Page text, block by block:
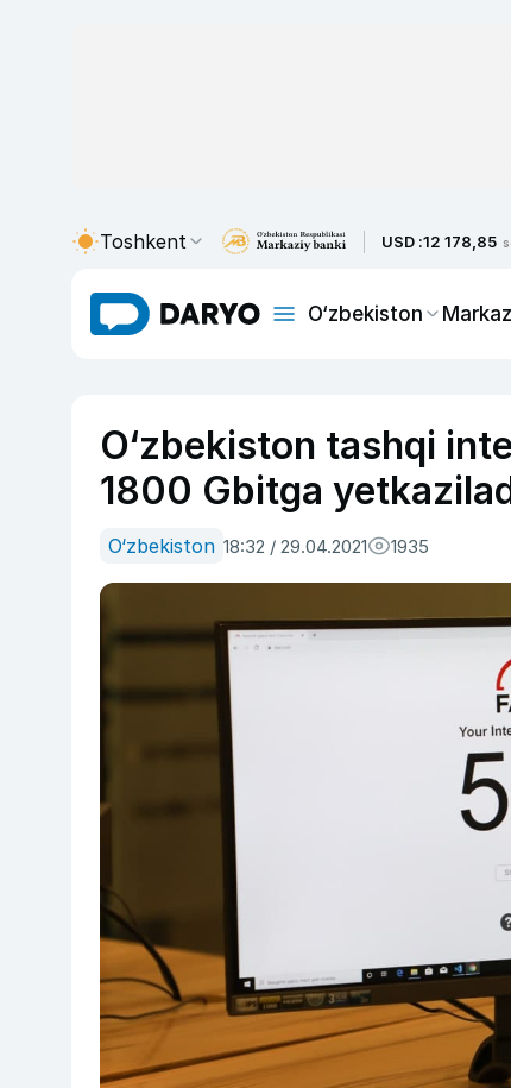
Toshkent USD :12 178,85
O‘zbekiston
O‘zbekiston tashqi
1800 Gbitga
O‘zbekiston 18:32 / 29.04.2021 1935